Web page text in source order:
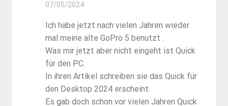
07/05/2024
Ich habe jetzt nach vielen Jahren wieder
mal meine alte GoPro 5 benutzt .
Was mir jetzt aber nicht eingeht ist Quick
für den PC.
In ihren Artikel schreiben sie das Quick für
den Desktop 2024 erscheint.
Es gab doch schon vor vielen Jahren Quick